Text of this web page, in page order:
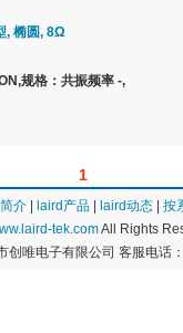
, 椭圆, 8Ω
规格：共振频率 -,
1
介 laird产品 laird动态
按
tek.comAll Rights
创唯电子有限公司 客服电话